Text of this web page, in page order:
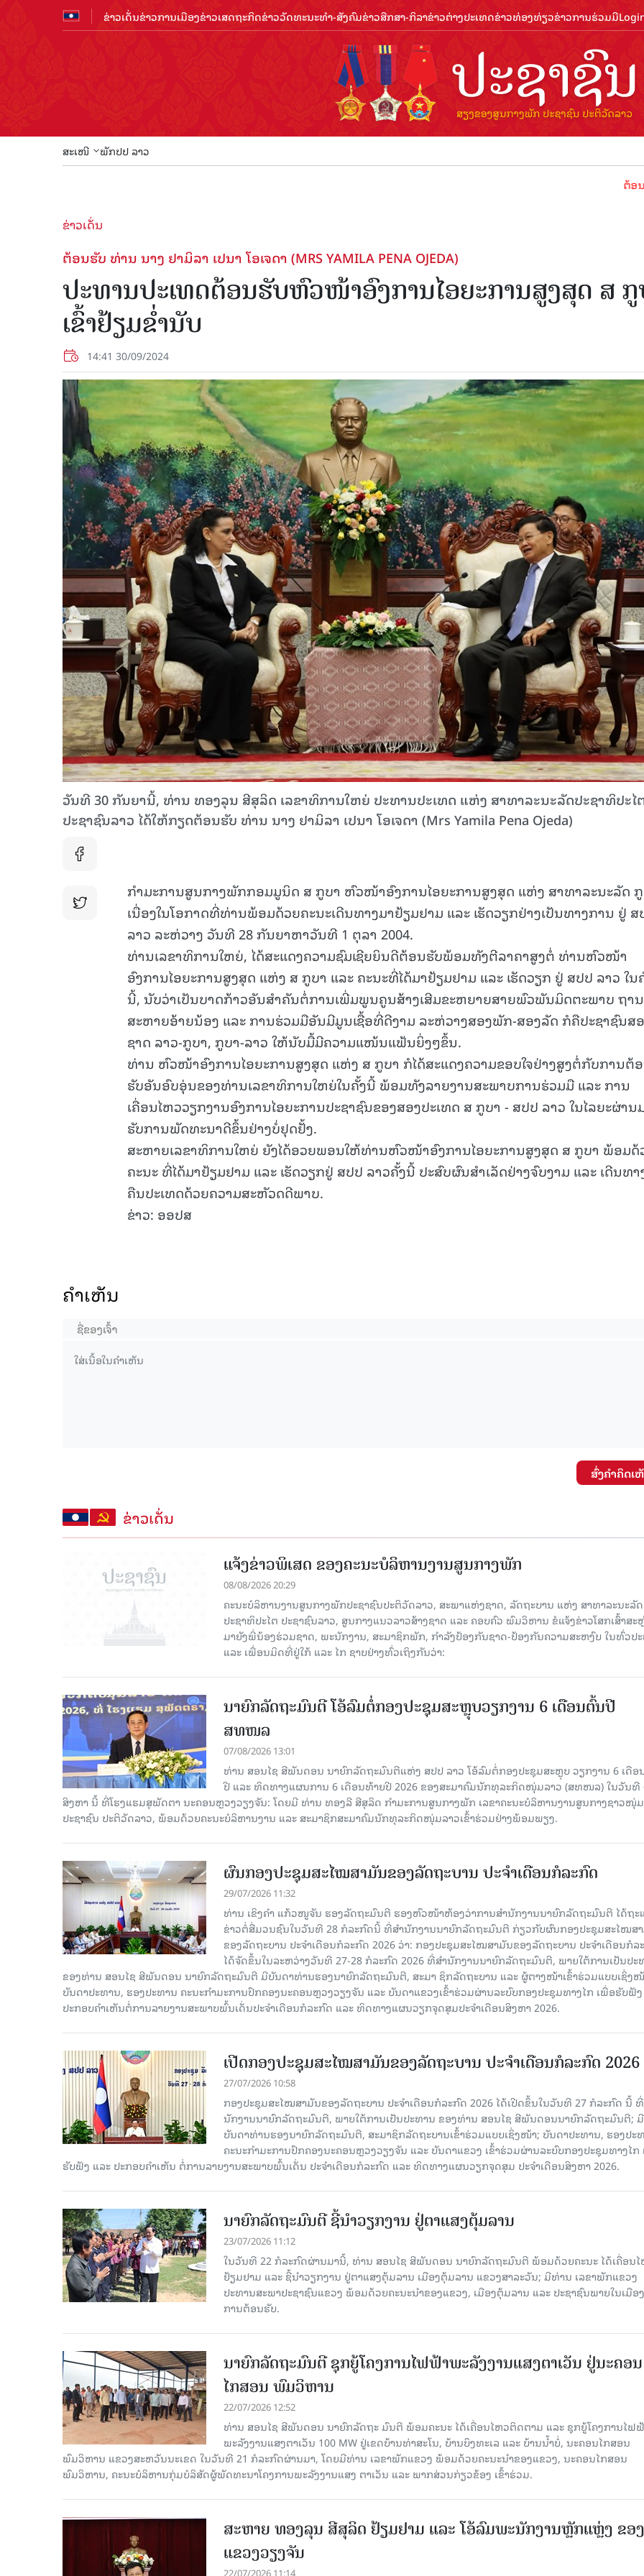
ຂ່າວເດັ່ນຂ່າວການເມືອງຂ່າວເສດຖະກິດຂ່າວວັດທະນະທຳ-ສັງຄົມຂ່າວສືກສາ-ກິລາຂ່າວຕ່າງປະເທດຂ່າວທ່ອງທ່ຽວຂ່າວການຮ່ວມມື
ສະເໜີ ພັກປປ ລາວ
ຕ້ອນຮັບປີທ່
ຂ່າວເດັ່ນ
ຕ້ອນຮັບ ທ່ານ ນາງ ຢາມິລາ ເປນາ ໂອເຈດາ (MRS YAMILA PENA OJEDA)
ປະທານປະເທດຕ້ອນຮັບຫົວໜ້າອົງການໄອຍະການສູງສຸດ ສ
ເຂົ້າຢ້ຽມຂໍ່ານັບ
14:41 30/09/2024
ວັນທີ 30 ກັນຍານີ້, ທ່ານ ທອງລຸນ ສີສຸລິດ ເລຂາທິການໃຫຍ່ ປະທານປະເທດ ແຫ່ງ ສາທາລະນະລັດປະຊາທິປະໄ
ປະຊາຊົນລາວ ໄດ້ໃຫ້ກຽດຕ້ອນຮັບ ທ່ານ ນາງ ຢາມິລາ ເປນາ ໂອເຈດາ (Mrs Yamila Pena Ojeda)
ກໍາມະການສູນກາງພັກກອມມູນິດ ສ ກູບາ ຫົວໜ້າອົງການໄອຍະການສູງສຸດ ແຫ່ງ ສາທາລະນະລັດ
ເນື່ອງໃນໂອກາດທີ່ທ່ານພ້ອມດ້ວຍຄະນະເດີນທາງມາຢ້ຽມຢາມ ແລະ ເຮັດວຽກຢ່າງເປັນທາງການ ຢູ່
ລາວ ລະຫ່ວາງ ວັນທີ 28 ກັນຍາຫາວັນທີ 1 ຕຸລາ 2004.
ທ່ານເລຂາທິການໃຫຍ່, ໄດ້ສະແດງຄວາມຊົມເຊີຍຍິນດີຕ້ອນຮັບພ້ອມທັງຕີລາຄາສູງຕໍ່ ທ່ານຫົວໜ້າ
ອົງການໄອຍະການສູງສຸດ ແຫ່ງ ສ ກູບາ ແລະ ຄະນະທີ່ໄດ້ມາຢ້ຽມຢາມ ແລະ ເຮັດວຽກ ຢູ່ ສປປ ລາວ ໃນ
ນີ້, ນັບວ່າເປັນບາດກ້າວອັນສໍາຄັນຕໍ່ການເພີ່ມພູນຄູນສ້າງເສີມຂະຫຍາຍສາຍພົວພັນມິດຕະພາບ ຖານ
ສະຫາຍອ້າຍນ້ອງ ແລະ ການຮ່ວມມືອັນມີມູນເຊື້ອທີ່ດີງາມ ລະຫ່ວາງສອງພັກ-ສອງລັດ ກໍຄືປະຊາຊົນສ
ຊາດ ລາວ-ກູບາ, ກູບາ-ລາວ ໃຫ້ນັບມື້ມີຄວາມແໜ້ນແຟ້ນຍິ່ງໆຂຶ້ນ.
ທ່ານ ຫົວໜ້າອົງການໄອຍະການສູງສຸດ ແຫ່ງ ສ ກູບາ ກໍໄດ້ສະແດງຄວາມຂອບໃຈຢ່າງສູງຕໍ່ກັບການຕ້
ຮັບອັນອົບອຸ່ນຂອງທ່ານເລຂາທິການໃຫຍ່ໃນຄັ້ງນີ້ ພ້ອມທັງລາຍງານສະພາບການຮ່ວມມື ແລະ ການ
ເຄື່ອນໄຫວວຽກງານອົງການໄອຍະການປະຊາຊົນຂອງສອງປະເທດ ສ ກູບາ - ສປປ ລາວ ໃນໄລຍະຜ່ານ
ຮັບການພັດທະນາດີຂຶ້ນຢ່າງບໍ່ຢຸດຢັ້ງ.
ສະຫາຍເລຂາທິການໃຫຍ່ ຍັງໄດ້ອວຍພອນໃຫ້ທ່ານຫົວໜ້າອົງການໄອຍະການສູງສຸດ ສ ກູບາ ພ້ອມດ້
ຄະນະ ທີ່ໄດ້ມາຢ້ຽມຢາມ ແລະ ເຮັດວຽກຢູ່ ສປປ ລາວຄັ້ງນີ້ ປະສົບຜົນສໍາເລັດຢ່າງຈົບງາມ ແລະ ເດີນທ
ຄືນປະເທດດ້ວຍຄວາມສະຫັວດດີພາບ.
ຂ່າວ: ອອປສ
ຄໍາເຫັນ
ສົ່ງຄໍາຄິດເ
ຂ່າວເດັ່ນ
ແຈ້ງຂ່າວພິເສດ ຂອງຄະນະບໍລິຫານງານສູນກາງພັກ
08/08/2026 20:29
ຄະນະບໍລິຫານງານສູນກາງພັກປະຊາຊົນປະຕິວັດລາວ, ສະພາແຫ່ງຊາດ, ລັດຖະບານ ແຫ່ງ ສາທາລະນະລັດ
ປະຊາທິປະໄຕ ປະຊາຊົນລາວ, ສູນກາງແນວລາວສ້າງຊາດ ແລະ ຄອບຄົວ ພົມວິຫານ ຂໍແຈ້ງຂ່າວໂສກເສົ້າສະ
ມາຍັງພີ່ນ້ອງຮ່ວມຊາດ, ພະນັກງານ, ສະມາຊິກພັກ, ກຳລັງປ້ອງກັນຊາດ-ປ້ອງກັນຄວາມສະຫງົບ ໃນທົ່ວປ
ແລະ ເພື່ອນມິດທີ່ຢູ່ໃກ້ ແລະ ໄກ ຊາບຢ່າງທົ່ວເຖິງກັນວ່າ:
ນາຍົກລັດຖະມົນຕີ ໂອ້ລົມຕໍ່ກອງປະຊຸມສະຫຼຸບວຽກງານ 6 ເດືອນຕົ້ນປີ
ສທໜລ
07/08/2026 13:01
ທ່ານ ສອນໄຊ ສີພັນດອນ ນາຍົກລັດຖະມົນຕີແຫ່ງ ສປປ ລາວ ໂອ້ລົມຕໍ່ກອງປະຊຸມສະຫຼຸບ ວຽກງານ 6 ເດື
ປີ ແລະ ທິດທາງແຜນການ 6 ເດືອນທ້າຍປີ 2026 ຂອງສະມາຄົມນັກທຸລະກິດໜຸ່ມລາວ (ສທໜລ) ໃນວັນທີ
ສິງຫາ ນີ້ ທີ່ໂຮງແຮມສຸພັດຕາ ນະຄອນຫຼວງວຽງຈັນ: ໂດຍມີ ທ່ານ ທອງລີ ສີສຸລິດ ກໍາມະການສູນກາງພັກ ເລຂາຄະນະບໍລິຫານງານສູນກາງຊາວໜຸ່ມ
ປະຊາຊົນ ປະຕິວັດລາວ, ພ້ອມດ້ວຍຄະນະບໍລິຫານງານ ແລະ ສະມາຊິກສະມາຄົມນັກທຸລະກິດໜຸ່ມລາວເຂົ້າຮ່ວມຢ່າງພ້ອມພຽງ.
ຜົນກອງປະຊຸມສະໄໝສາມັນຂອງລັດຖະບານ ປະຈຳເດືອນກໍລະກົດ
29/07/2026 11:32
ທ່ານ ເຂິງຄໍາ ແກ້ວໜູຈັນ ຮອງລັດຖະມົນຕີ ຮອງຫົວໜ້າຫ້ອງວ່າການສໍານັກງານນາຍົກລັດຖະມົນຕີ ໄດ້ຖະ
ຂ່າວຕໍ່ສື່ມວນຊົນໃນວັນທີ 28 ກໍລະກົດນີ້ ທີ່ສໍານັກງານນາຍົກລັດຖະມົນຕີ ກ່ຽວກັບຜົນກອງປະຊຸມສະໄໝສ
ຂອງລັດຖະບານ ປະຈຳເດືອນກໍລະກົດ 2026 ວ່າ: ກອງປະຊຸມສະໄໝສາມັນຂອງລັດຖະບານ ປະຈຳເດືອນກໍລ
ໄດ້ຈັດຂຶ້ນໃນລະຫວ່າງວັນທີ 27-28 ກໍລະກົດ 2026 ທີ່ສໍານັກງານນາຍົກລັດຖະມົນຕີ, ພາຍໃຕ້ການເປັນປະ
ຂອງທ່ານ ສອນໄຊ ສີພັນດອນ ນາຍົກລັດຖະມົນຕີ ມີບັນດາທ່ານຮອງນາຍົກລັດຖະມົນຕີ, ສະມາ ຊິກລັດຖະບານ ແລະ ຜູ້ຕາງໜ້າເຂົ້າຮ່ວມແບບເຊິ່ງ
ບັນດາປະທານ, ຮອງປະທານ ຄະນະກຳມະການປົກຄອງນະຄອນຫຼວງວຽງຈັນ ແລະ ບັນດາແຂວງເຂົ້າຮ່ວມຜ່ານລະບົບກອງປະຊຸມທາງໄກ ເພື່ອຮັບຟັ
ປະກອບຄຳເຫັນຕໍ່ການລາຍງານສະພາບພົ້ນເດັ່ນປະຈຳເດືອນກໍລະກົດ ແລະ ທິດທາງແຜນວຽກຈຸດສຸມປະຈຳເດືອນສິງຫາ 2026.
ເປີດກອງປະຊຸມສະໄໝສາມັນຂອງລັດຖະບານ ປະຈໍາເດືອນກໍລະກົດ 2026
27/07/2026 10:58
ກອງປະຊຸມສະໄໝສາມັນຂອງລັດຖະບານ ປະຈຳເດືອນກໍລະກົດ 2026 ໄດ້ເປີດຂຶ້ນໃນວັນທີ 27 ກໍລະກົດ ນີ້
ນັກງານນາຍົກລັດຖະມົນຕີ, ພາຍໃຕ້ການເປັນປະທານ ຂອງທ່ານ ສອນໄຊ ສີພັນດອນນາຍົກລັດຖະມົນຕີ; ມີ
ບັນດາທ່ານຮອງນາຍົກລັດຖະມົນຕີ, ສະມາຊິກລັດຖະບານເຂົ້າ​ຮ່ວມ​ແບບ​ເຊິ່ງ​ໜ້າ; ບັນດາປະທານ, ຮອງປະ
ຄະນະກຳມະການປົກຄອງນະຄອນຫຼວງວຽງຈັນ ແລະ ບັນດາແຂວງ ເຂົ້າຮ່ວມຜ່ານລະບົບກອງປະຊຸມທາງໄກ
ຮັບຟັງ ແລະ ປະກອບຄຳເຫັນ ຕໍ່ການລາຍງານສະພາບພົ້ນເດັ່ນ ປະຈຳເດືອນກໍລະກົດ ແລະ ທິດທາງແຜນວຽກຈຸດສຸມ ປະຈຳເດືອນສິງຫາ 2026.
ນາຍົກລັດຖະມົນຕີ ຊີ້ນຳວຽກງານ ຢູ່ຕາແສງຕຸ້ມລານ
23/07/2026 11:12
ໃນວັນທີ 22 ກໍລະກົດຜ່ານມານີ້, ທ່ານ ສອນໄຊ ສີພັນດອນ ນາຍົກລັດຖະມົນຕີ ພ້ອມດ້ວຍຄະນະ ໄດ້ເຄື່ອນ
ຢ້ຽມຢາມ ແລະ ຊີ້ນໍາວຽກງານ ຢູ່ຕາແສງຕຸ້ມລານ ເມືອງຕຸ້ມລານ ແຂວງສາລະວັນ; ມີທ່ານ ເລຂາພັກແຂວງ
ປະທານສະພາປະຊາຊົນແຂວງ ພ້ອມດ້ວຍຄະນະນຳຂອງແຂວງ, ເມືອງຕຸ້ມລານ ແລະ ປະຊາຊົນພາຍໃນເມືອ
ການຕ້ອນຮັບ.
ນາຍົກລັດຖະມົນຕີ ຊຸກຍູ້ໂຄງການໄຟຟ້າພະລັງງານແສງຕາເວັນ ຢູ່ນະຄອນ
ໄກສອນ ພົມວິຫານ
22/07/2026 12:52
ທ່ານ ສອນໄຊ ສີພັນດອນ ນາຍົກລັດຖະ ມົນຕີ ພ້ອມຄະນະ ໄດ້ເຄື່ອນໄຫວຕິດຕາມ ແລະ ຊຸກຍູ້ໂຄງການໄຟ
ພະລັງງານແສງຕາເວັນ 100 MW ຢູ່ເຂດບ້ານທ່າສະໂນ, ບ້ານບຶງທະເລ ແລະ ບ້ານນໍ້າບໍ່, ນະຄອນໄກສອນ
ພົມວິຫານ ແຂວງສະຫວັນນະເຂດ ໃນ​ວັນ​ທີ 21 ກໍ​ລະ​ກົດ​ຜ່ານ​ມາ, ໂດຍມີທ່ານ ເລຂາພັກແຂວງ ພ້ອມດ້ວຍຄະນະນຳຂອງແຂວງ, ນະຄອນໄກສອນ
ພົມວິຫານ, ຄະນະບໍລິຫານກຸ່ມບໍລິສັດຜູ້ພັດທະນາໂຄງການພະລັງງານແສງ ຕາເວັນ ແລະ ພາກສ່ວນກ່ຽວຂ້ອງ ເຂົ້າຮ່ວມ.
ສະຫາຍ ທອງລຸນ ສີສຸລິດ ຢ້ຽມຢາມ ແລະ ໂອ້ລົມພະນັກງານຫຼັກແຫຼ່ງ ຂອງ
ແຂວງວຽງຈັນ
22/07/2026 11:14
15.040(07-08-